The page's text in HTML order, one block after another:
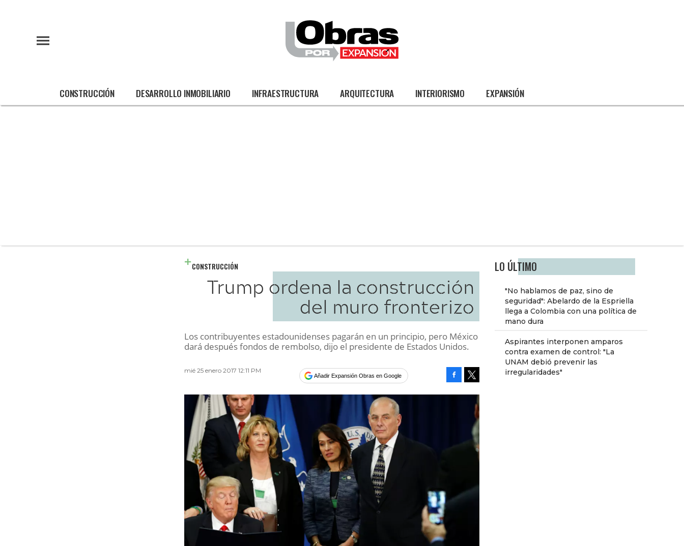
CONSTRUCCIÓN DESARROLLO INMOBILIARIO INFRAESTRUCTURA ARQUITECTURA INTERIORISMO EXPANSIÓN
LO ÚLTIMO
"No hablamos de paz, sino de
seguridad": Abelardo de la Espriella
llega a Colombia con una política de
mano dura
Aspirantes interponen amparos
contra examen de control: "La
UNAM debió prevenir las
irregularidades"
CONSTRUCCIÓN
Trump ordena la construcción
del muro fronterizo
Los contribuyentes estadounidenses pagarán en un principio, pero México
dará después fondos de rembolso, dijo el presidente de Estados Unidos.
mié 25 enero 2017 12:11 PM
Añadir Expansión Obras en Google